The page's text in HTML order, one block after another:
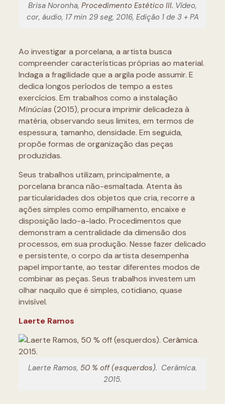
Brisa Noronha, Procedimento Estético III. Vídeo,
cor, áudio, 17 min 29 seg, 2016, Edição 1 de 3 + PA
Ao investigar a porcelana, a artista busca
compreender características próprias ao material.
Indaga a fragilidade que a argila pode assumir. E
dedica longos períodos de tempo a estes
exercícios. Em trabalhos como a instalação
Minúcias(2015), procura imprimir delicadeza à
matéria, observando seus limites, em termos de
espessura, tamanho, densidade. Em seguida,
propõe formas de organização das peças
produzidas.
Seus trabalhos utilizam, principalmente, a
porcelana branca não-esmaltada. Atenta às
particularidades dos objetos que cria, recorre a
ações simples como empilhamento, encaixe e
disposição lado-a-lado. Procedimentos que
demonstram a centralidade da dimensão dos
processos, em sua produção. Nesse fazer delicado
e persistente, o corpo da artista desempenha
papel importante, ao testar diferentes modos de
combinar as peças. Seus trabalhos investem um
olhar naquilo que é simples, cotidiano, quase
invisível.
Laerte Ramos
Laerte Ramos, 50 % off (esquerdos). Cerâmica.
2015.